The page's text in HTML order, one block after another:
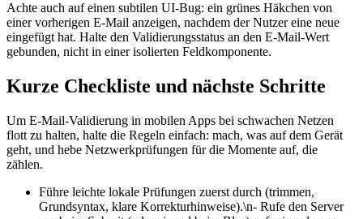
Achte auch auf einen subtilen UI‑Bug: ein grünes Häkchen von
einer vorherigen E‑Mail anzeigen, nachdem der Nutzer eine neue
eingefügt hat. Halte den Validierungsstatus an den E‑Mail‑Wert
gebunden, nicht in einer isolierten Feldkomponente.
Kurze Checkliste und nächste Schritte
Um E‑Mail‑Validierung in mobilen Apps bei schwachen Netzen
flott zu halten, halte die Regeln einfach: mach, was auf dem Gerät
geht, und hebe Netzwerkprüfungen für die Momente auf, die
zählen.
Führe leichte lokale Prüfungen zuerst durch (trimmen,
Grundsyntax, klare Korrekturhinweise).\n- Rufe den Server